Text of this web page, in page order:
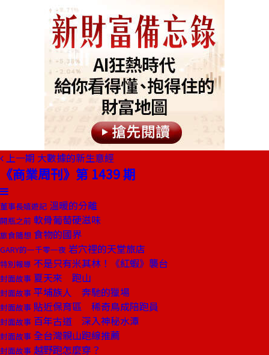
上一期 大數據的新生意經
《商業周刊》第 1439 期
董事長嬉遊記 溫暖的分離
開瓶之前 軟骨葡萄硬滋味
旅食隨想 食物的國界
GARY的一千零一夜 岩穴裡的天堂旅店
特別報導 不是只有米其林！《紅蝦》襲台
封面故事 夏天來 跑山
封面故事 平埔族人 奔馳的獵場
封面故事 貼近保育區 稀奇鳥成陪跑員
封面故事 百年古道 深入神秘水潭
封面故事 全台灣親山跑線推薦
封面故事 越野跑怎麼穿？